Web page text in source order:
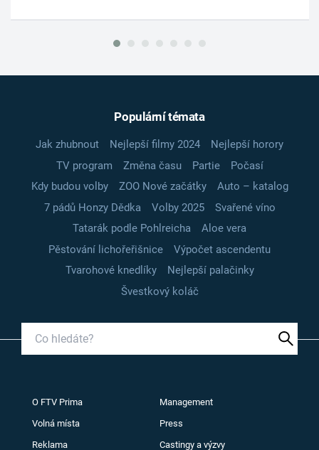
Populární témata
Jak zhubnout Nejlepší filmy 2024
Nejlepší horory
TV program
Změna času Partie
Počasí
Kdy budou volby
ZOO Nové začátky
Auto – katalog
7 pádů Honzy Dědka
Volby 2025
Svařené víno
Tatarák podle Pohlreicha
Aloe vera
Pěstování lichořeřišnice
Výpočet ascendentu
Tvarohové knedlíky
Nejlepší palačinky
Švestkový koláč
O FTV Prima Management
Volná místa Press
Reklama Castingy a výzvy